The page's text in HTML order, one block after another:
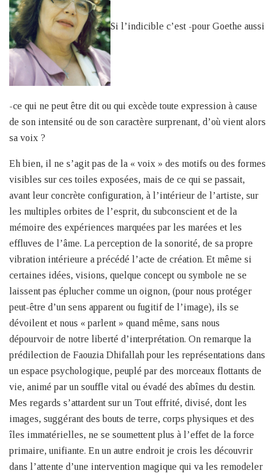
Si l’indicible c’est -pour Goethe aussi
-ce qui ne peut être dit ou qui excède toute expression à cause
de son intensité ou de son caractère surprenant, d’où vient alors
sa voix ?
Eh bien, il ne s’agit pas de la « voix » des motifs ou des formes
visibles sur ces toiles exposées, mais de ce qui se passait,
avant leur concrète configuration, à l’intérieur de l’artiste, sur
les multiples orbites de l’esprit, du subconscient et de la
mémoire des expériences marquées par les marées et les
effluves de l’âme. La perception de la sonorité, de sa propre
vibration intérieure a précédé l’acte de création. Et même si
certaines idées, visions, quelque concept ou symbole ne se
laissent pas éplucher comme un oignon, (pour nous protéger
peut-être d’un sens apparent ou fugitif de l’image), ils se
dévoilent et nous « parlent » quand même, sans nous
dépourvoir de notre liberté d’interprétation. On remarque la
prédilection de Faouzia Dhifallah pour les représentations dans
un espace psychologique, peuplé par des morceaux flottants de
vie, animé par un souffle vital ou évadé des abîmes du destin.
Mes regards s’attardent sur un Tout effrité, divisé, dont les
images, suggérant des bouts de terre, corps physiques et des
îles immatérielles, ne se soumettent plus à l’effet de la force
primaire, unifiante. En un autre endroit je crois les découvrir
dans l’attente d’une intervention magique qui va les remodeler